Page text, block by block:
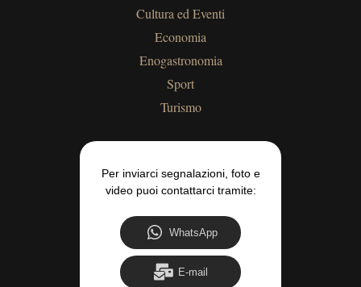
Cultura ed Eventi
Economia
Enogastronomia
Sport
Turismo
Per inviarci segnalazioni, foto e
video puoi contattarci tramite:
WhatsApp
E-mail